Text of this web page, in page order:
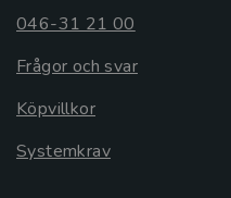
046-31 21 00
Frågor och svar
Köpvillkor
Systemkrav